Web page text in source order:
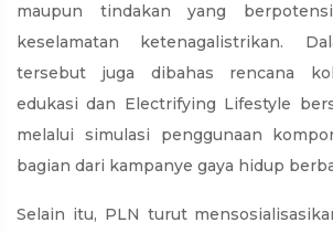
maupun tindakan yang berpotensi
keselamatan ketenagalistrikan.
tersebut juga dibahas rencana
edukasi dan Electrifying Lifestyle
melalui simulasi penggunaan
bagian dari kampanye gaya hidup
Selain itu, PLN turut